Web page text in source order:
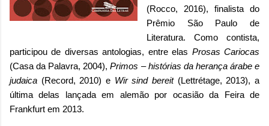
(Rocco, 2016), finalista do
Prêmio São Paulo de
Literatura. Como contista,
participou de diversas antologias, entre elas Prosas Cariocas
(Casa da Palavra, 2004),Primos – histórias da herança árabe e
judaica (Record, 2010) e Wir sind bereit (Lettrétage, 2013), a
última delas lançada em alemão por ocasião da Feira de
Frankfurt em 2013.